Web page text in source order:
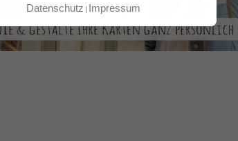
Datenschutz Impressum